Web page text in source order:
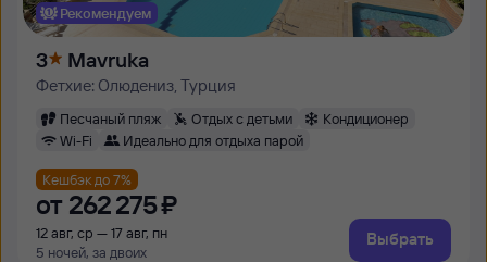
Рекомендуем
3 Mavruka
Фетхие: Олюдениз, Турция
Песчаный пляж Отдых с детьми
Кондиционер
Wi-Fi
Идеально для отдыха парой
Кешбэк до 7%
от 262 ⁠275 ⁠₽
12 авг, ср — 17 авг, пн
5 ночей, за двоих
Выбрать